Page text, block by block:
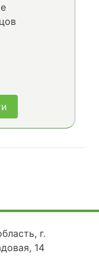
г.
14